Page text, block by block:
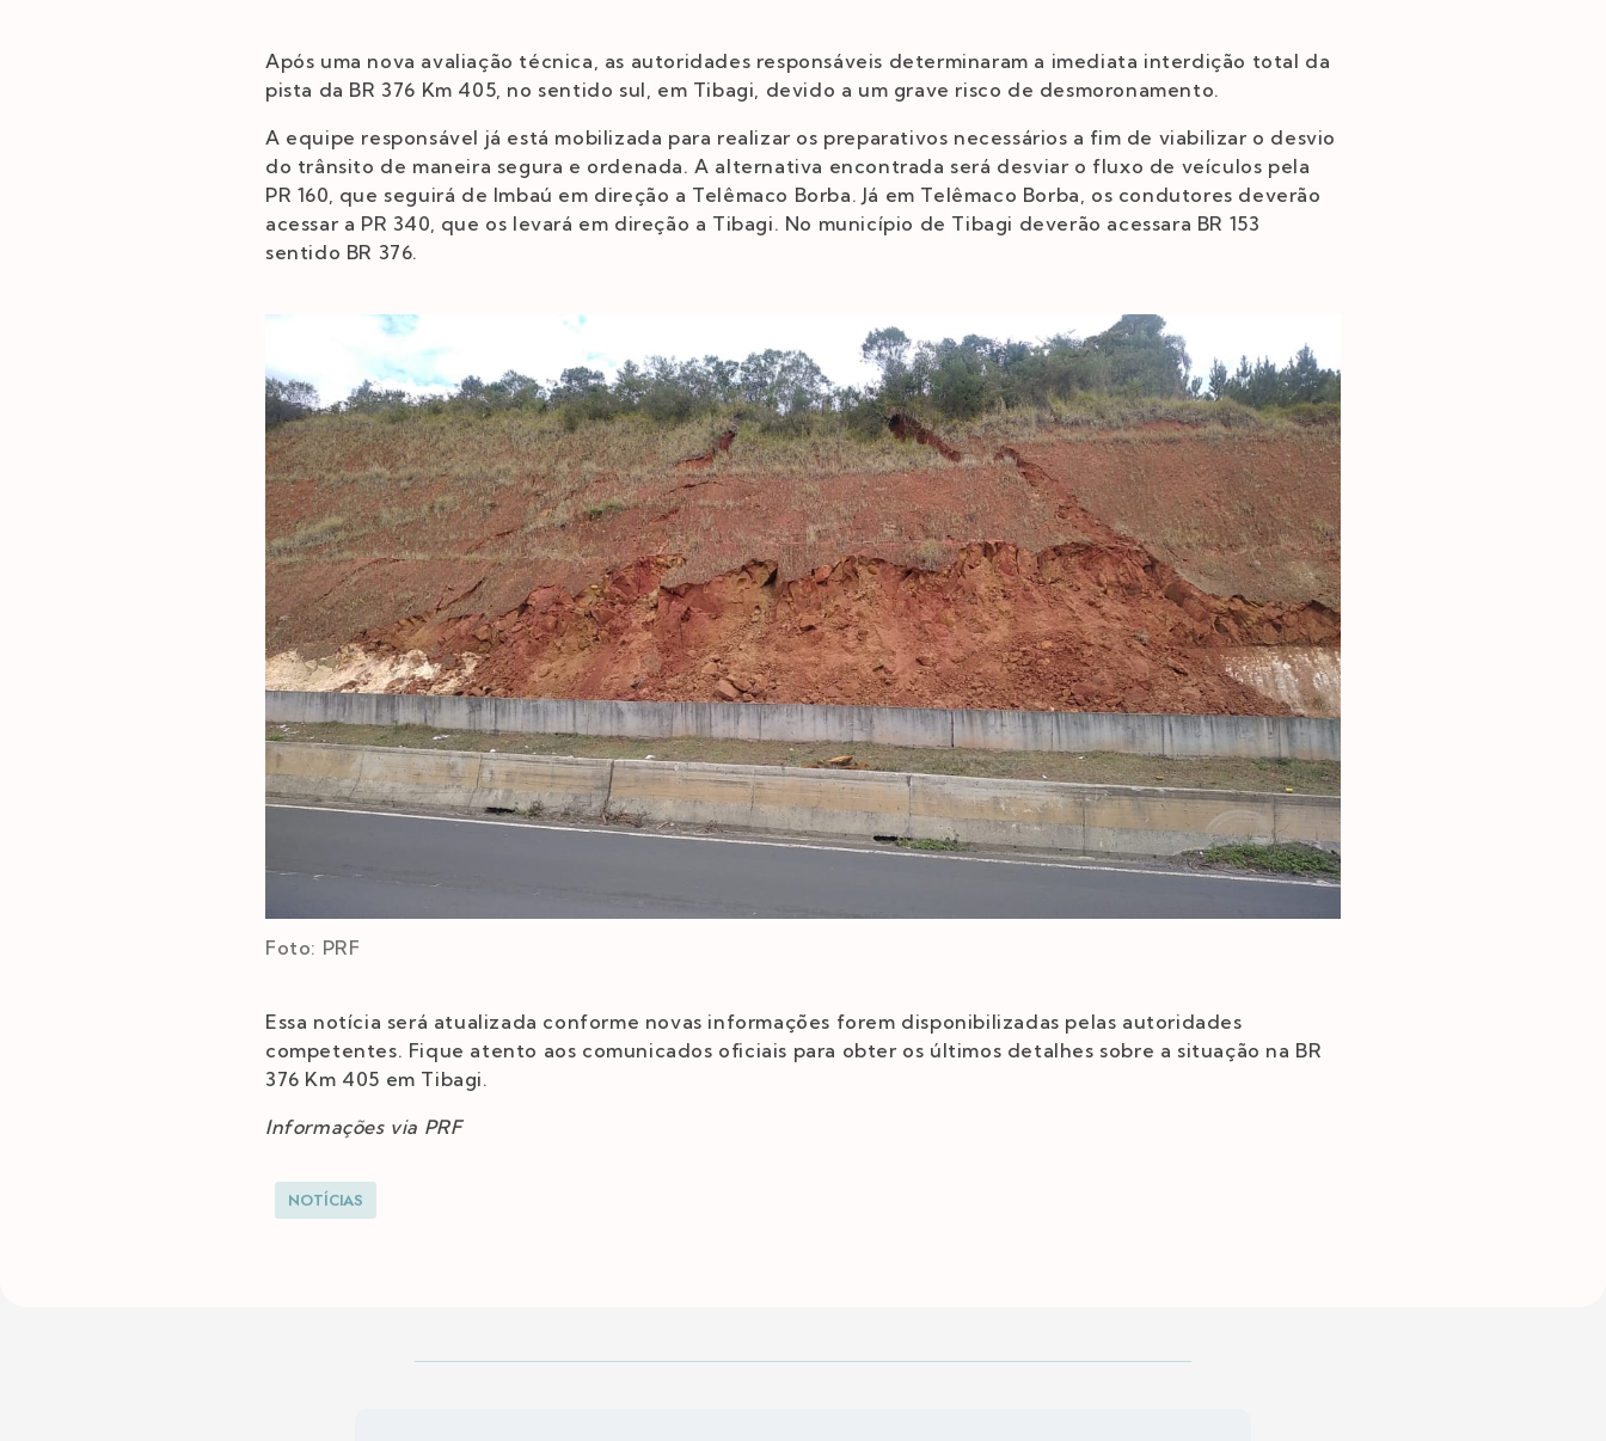
Após uma nova avaliação técnica, as autoridades responsáveis determinaram a imediata interdição total da
pista da BR 376 Km 405, no sentido sul, em Tibagi, devido a um grave risco de desmoronamento.
A equipe responsável já está mobilizada para realizar os preparativos necessários a fim de viabilizar o desvio
do trânsito de maneira segura e ordenada. A alternativa encontrada será desviar o fluxo de veículos pela
PR 160, que seguirá de Imbaú em direção a Telêmaco Borba. Já em Telêmaco Borba, os condutores deverão
acessar a PR 340, que os levará em direção a Tibagi. No município de Tibagi deverão acessara BR 153
sentido BR 376.
Foto: PRF
Essa notícia será atualizada conforme novas informações forem disponibilizadas pelas autoridades
competentes. Fique atento aos comunicados oficiais para obter os últimos detalhes sobre a situação na BR
376 Km 405 em Tibagi.
Informações via PRF
NOTÍCIAS